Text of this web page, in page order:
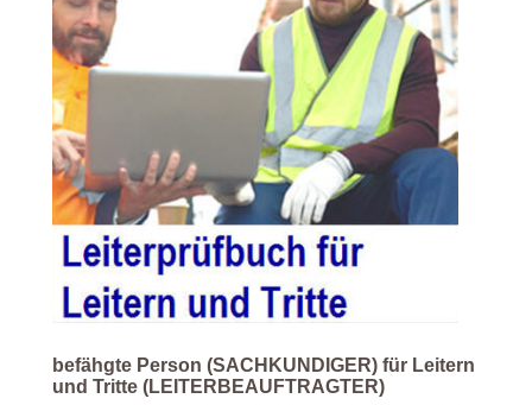
befähgte Person (SACHKUNDIGER) für Leitern
und Tritte (LEITERBEAUFTRAGTER)